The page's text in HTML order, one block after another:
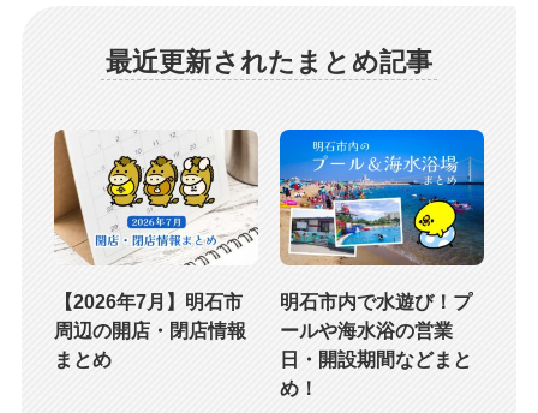
最近更新されたまとめ記事
【2026年7月】明石市
周辺の開店・閉店情報
まとめ
明石市内で水遊び！プ
ールや海水浴の営業
日・開設期間などまと
め！